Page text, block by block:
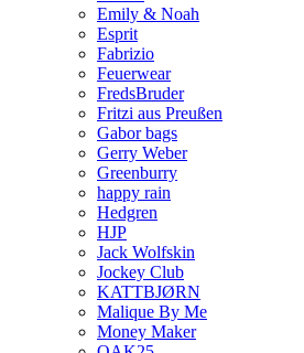
Emily & Noah
Esprit
Fabrizio
Feuerwear
FredsBruder
Fritzi aus Preußen
Gabor bags
Gerry Weber
Greenburry
happy rain
Hedgren
HJP
Jack Wolfskin
Jockey Club
KATTBJØRN
Malique By Me
Money Maker